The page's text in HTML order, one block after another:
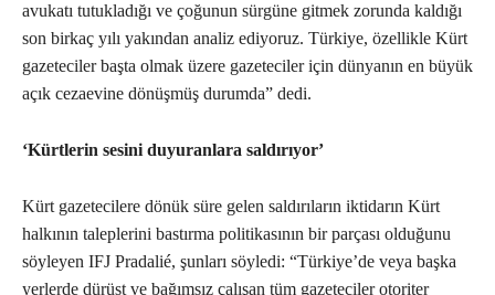
avukatı tutukladığı ve çoğunun sürgüne gitmek zorunda kaldığı
son birkaç yılı yakından analiz ediyoruz. Türkiye, özellikle Kürt
gazeteciler başta olmak üzere gazeteciler için dünyanın en büyük
açık cezaevine dönüşmüş durumda” dedi.
‘Kürtlerin sesini duyuranlara saldırıyor’
Kürt gazetecilere dönük süre gelen saldırıların iktidarın Kürt
halkının taleplerini bastırma politikasının bir parçası olduğunu
söyleyen IFJ Pradalié, şunları söyledi: “Türkiye’de veya başka
yerlerde dürüst ve bağımsız çalışan tüm gazeteciler otoriter